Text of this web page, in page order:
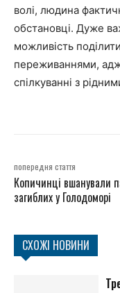
волі, людина
обстановці. Дуже
можливість
переживаннями,
спілкуванні з
попередня стаття
Копичинці вшанували
загиблих у Голодоморі
СХОЖІ НОВИНИ